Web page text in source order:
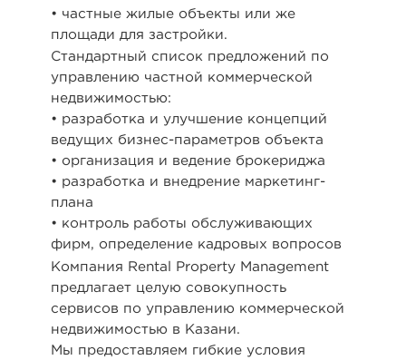
• частные жилые объекты или же
площади для застройки.
Стандартный список предложений по
управлению частной коммерческой
недвижимостью:
• разработка и улучшение концепций
ведущих бизнес-параметров объекта
• организация и ведение брокериджа
• разработка и внедрение маркетинг-
плана
• контроль работы обслуживающих
фирм, определение кадровых вопросов
Компания Rental Property Management
предлагает целую совокупность
сервисов по управлению коммерческой
недвижимостью в Казани.
Мы предоставляем гибкие условия